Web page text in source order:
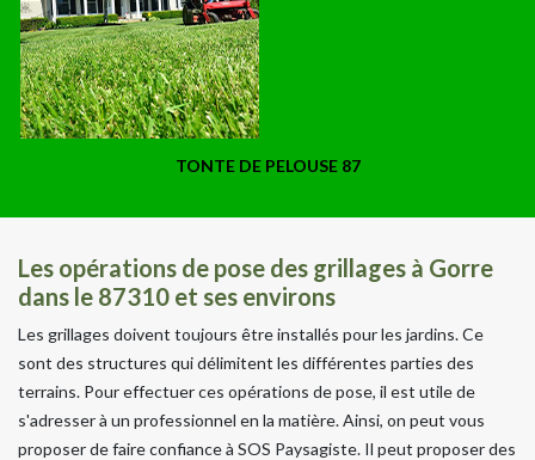
TONTE DE PELOUSE 87
Les opérations de pose des grillages à Gorre
dans le 87310 et ses environs
Les grillages doivent toujours être installés pour les jardins. Ce
sont des structures qui délimitent les différentes parties des
terrains. Pour effectuer ces opérations de pose, il est utile de
s'adresser à un professionnel en la matière. Ainsi, on peut vous
proposer de faire confiance à SOS Paysagiste. Il peut proposer des